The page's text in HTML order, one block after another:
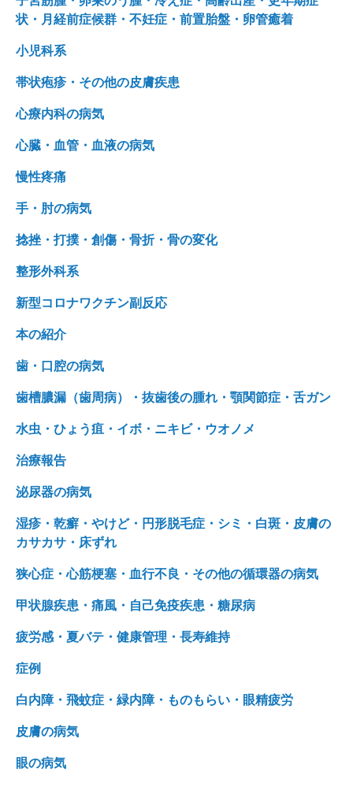
状・月経前症候群・不妊症・前置胎盤・卵管癒着
小児科系
帯状疱疹・その他の皮膚疾患
心療内科の病気
心臓・血管・血液の病気
慢性疼痛
手・肘の病気
捻挫・打撲・創傷・骨折・骨の変化
整形外科系
新型コロナワクチン副反応
本の紹介
歯・口腔の病気
歯槽膿漏（歯周病）・抜歯後の腫れ・顎関節症・舌ガン
水虫・ひょう疽・イボ・ニキビ・ウオノメ
治療報告
泌尿器の病気
湿疹・乾癬・やけど・円形脱毛症・シミ・白斑・皮膚の
カサカサ・床ずれ
狭心症・心筋梗塞・血行不良・その他の循環器の病気
甲状腺疾患・痛風・自己免疫疾患・糖尿病
疲労感・夏バテ・健康管理・長寿維持
症例
白内障・飛蚊症・緑内障・ものもらい・眼精疲労
皮膚の病気
眼の病気